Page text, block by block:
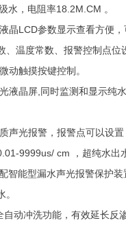
水，电阻率18.2M.CM 。
LCD参数显示查看方便，
、温度常数、报警控制点位
触摸按键控制。
晶屏,同时监测和显示纯
光报警，报警点可以设置
9999us/ cm ，超纯水出
智能型漏水声光报警保护
动冲洗功能，有效延长反渗